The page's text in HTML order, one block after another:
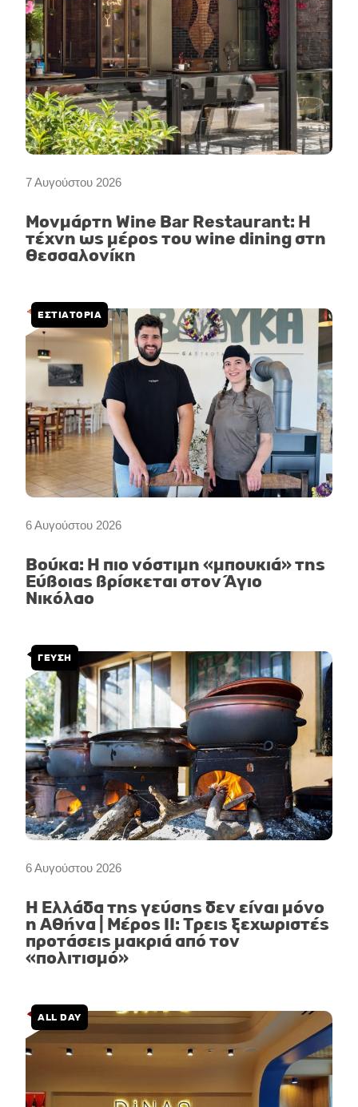
7 Αυγούστου 2026
Μονμάρτη Wine Bar Restaurant: Η
τέχνη ως μέρος του wine dining στη
Θεσσαλονίκη
6 Αυγούστου 2026
ΕΣΤΙΑΤΟΡΙΑ
Βούκα: Η πιο νόστιμη «μπουκιά» της
Εύβοιας βρίσκεται στον Άγιο
Νικόλαο
6 Αυγούστου 2026
ΓΕΥΣΗ
Η Ελλάδα της γεύσης δεν είναι μόνο
η Αθήνα | Μέρος II: Τρεις ξεχωριστές
προτάσεις μακριά από τον
«πολιτισμό»
ALL DAY